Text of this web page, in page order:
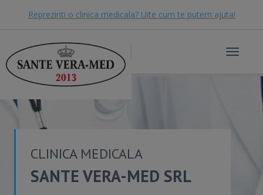
Reprezinti o clinica medicala? Uite cum te putem ajuta!
Toggle
CLINICA MEDICALA
SANTE VERA-MED SRL